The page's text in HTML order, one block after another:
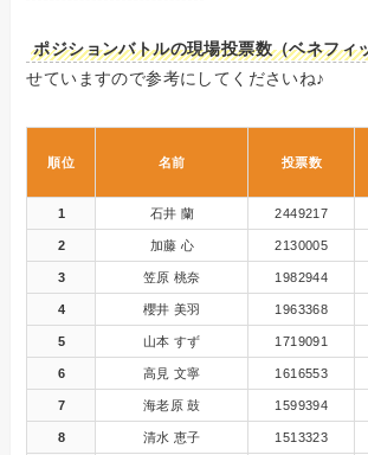
ポジションバトルの現場投票数（ベネフィ
せていますので参考にしてくださいね♪
順位 名前 投票数
1 石井 蘭 2449217
2 加藤 心 2130005
3 笠原 桃奈 1982944
4 櫻井 美羽 1963368
5 山本 すず 1719091
6 高見 文寧 1616553
7 海老原 鼓 1599394
8 清水 恵子 1513323